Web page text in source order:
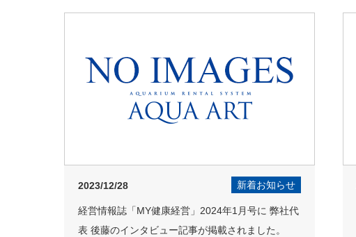
2023/12/28 新着お知らせ
経営情報誌「MY健康経営」2024年1月号に 弊社代
表 後藤のインタビュー記事が掲載されました。